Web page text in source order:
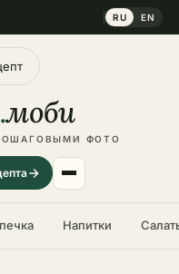
RU EN
.моби
ФОТО
Напитки